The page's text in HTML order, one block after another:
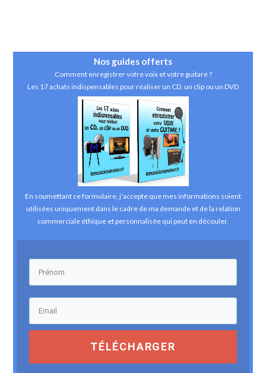
Nos guides offerts
Comment enregistrer votre voix et votre guitare ?
Les 17 achats indispensables pour réaliser un CD, un clip ou un DVD
En soumettant ce formulaire, j'accepte que mes informations soient
utilisées uniquement dans le cadre de ma demande et de la relation
commerciale éthique et personnalisée qui peut en découler.
TÉLÉCHARGER